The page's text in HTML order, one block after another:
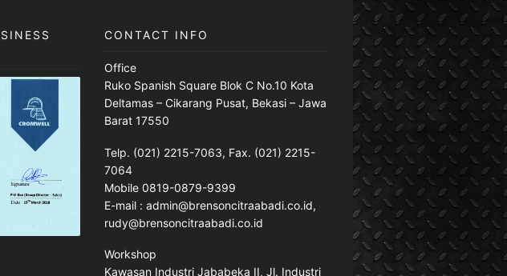
CONTACT INFO
Office
Ruko Spanish Square Blok C No.10 Kota
Deltamas – Cikarang Pusat, Bekasi – Jawa
Barat 17550
Telp. (021) 2215-7063, Fax. (021) 2215-
7064
Mobile 0819-0879-9399
E-mail : admin@brensoncitraabadi.co.id,
rudy@brensoncitraabadi.co.id
Workshop
Kawasan Industri Jababeka II, Jl. Industri